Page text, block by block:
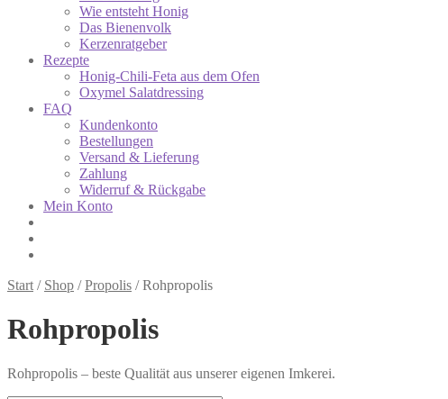
Wie entsteht Honig
Das Bienenvolk
Kerzenratgeber
Rezepte
Honig-Chili-Feta aus dem Ofen
Oxymel Salatdressing
FAQ
Kundenkonto
Bestellungen
Versand & Lieferung
Zahlung
Widerruf & Rückgabe
Mein Konto
Start / Shop /Propolis /Rohpropolis
Rohpropolis
Rohpropolis – beste Qualität aus unserer eigenen Imkerei.